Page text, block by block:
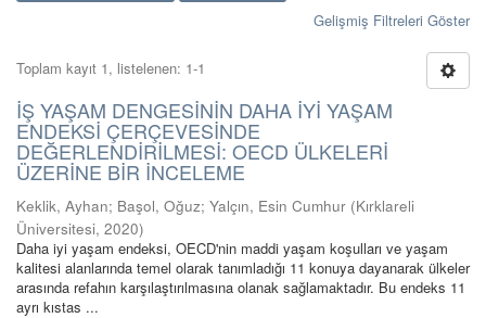
Gelişmiş Filtreleri Göster
Toplam kayıt 1, listelenen: 1-1
İŞ YAŞAM DENGESİNİN DAHA İYİ YAŞAM
ENDEKSİ ÇERÇEVESİNDE
DEĞERLENDİRİLMESİ: OECD ÜLKELERİ
ÜZERİNE BİR İNCELEME
Keklik, Ayhan; Başol, Oğuz; Yalçın, Esin Cumhur (Kırklareli
Üniversitesi, 2020)
Daha iyi yaşam endeksi, OECD'nin maddi yaşam koşulları ve yaşam
kalitesi alanlarında temel olarak tanımladığı 11 konuya dayanarak ülkeler
arasında refahın karşılaştırılmasına olanak sağlamaktadır. Bu endeks 11
ayrı kıstas ...